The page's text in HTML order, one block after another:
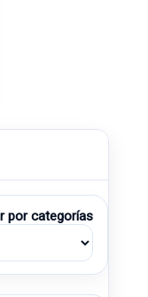
por categorías